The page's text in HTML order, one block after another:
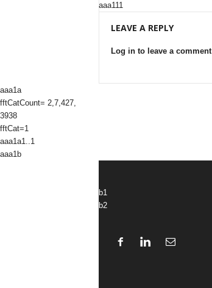
aaa111
LEAVE A REPLY
Log in to leave a comment
aaa1a
fftCatCount= 2,7,427,
3938
fftCat=1
aaa1a1..1
aaa1b
b1
b2